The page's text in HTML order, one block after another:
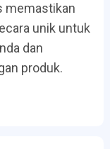
memastikan
unik untuk
dan
produk.